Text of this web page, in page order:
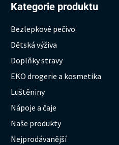
Kategorie produktu
Bezlepkové pečivo
Dětská výživa
Doplňky stravy
EKO drogerie a kosmetika
Luštěniny
Nápoje a čaje
Naše produkty
Nejprodávanější